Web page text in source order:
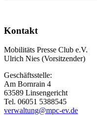
Kontakt
Mobilitäts Presse Club e.V.
Ulrich Nies (Vorsitzender)
Geschäftsstelle:
Am Bornrain 4
63589 Linsengericht
Tel. 06051 5388545
verwaltung@mpc-ev.de